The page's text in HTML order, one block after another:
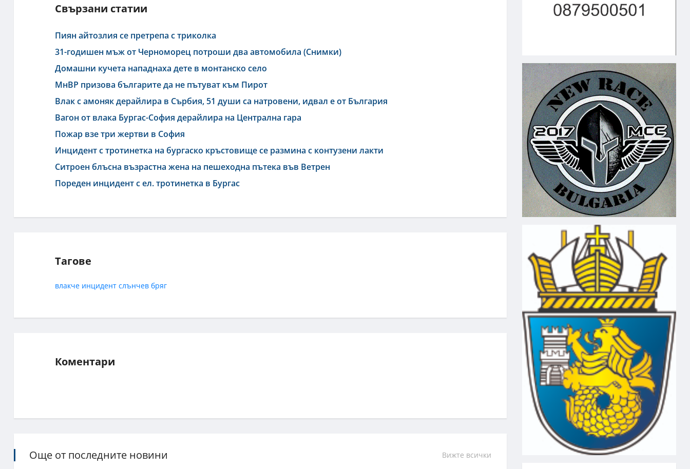
Свързани статии
Пиян айтозлия се претрепа с триколка
31-годишен мъж от Черноморец потроши два автомобила (Снимки)
Домашни кучета нападнаха дете в монтанско село
МнВР призова българите да не пътуват към Пирот
Влак с амоняк дерайлира в Сърбия, 51 души са натровени, идвал е от България
Вагон от влака Бургас-София дерайлира на Централна гара
Пожар взе три жертви в София
Инцидент с тротинетка на бургаско кръстовище се размина с контузени лакти
Ситроен блъсна възрастна жена на пешеходна пътека във Ветрен
Пореден инцидент с ел. тротинетка в Бургас
Тагове
влакче инцидент слънчев бряг
Коментари
Още от последните новини Вижте всички